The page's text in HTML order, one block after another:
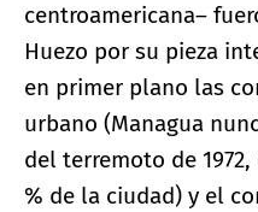
centroamericana–
Huezo por su pieza
en primer plano las
urbano (Managua
del terremoto de
% de la ciudad) y el